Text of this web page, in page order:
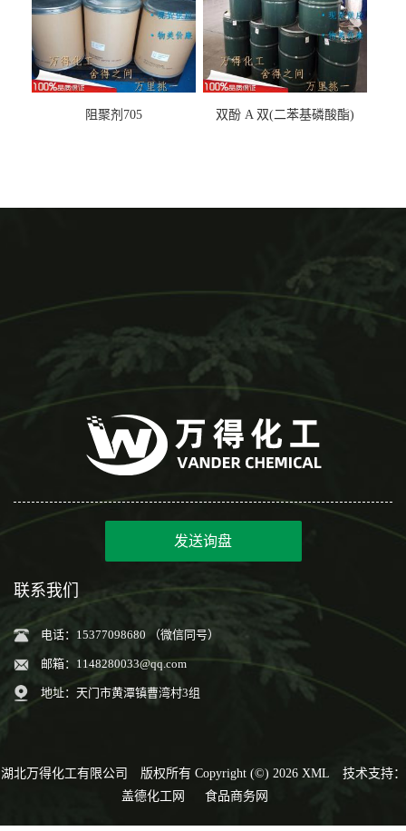
阻聚剂705 双酚 A 双(二苯基磷酸酯)
发送询盘
联系我们
电话：15377098680 （微信同号）
邮箱： 1148280033@qq.com
地址：天门市黄潭镇曹湾村3组
湖北万得化工有限公司 版权所有 Copyright (©) 2026 XML
技术支持：
盖德化工网
食品商务网